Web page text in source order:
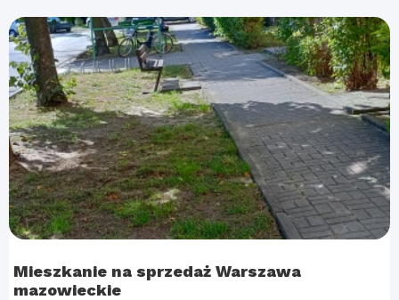
Mieszkanie na sprzedaż Warszawa
mazowieckie